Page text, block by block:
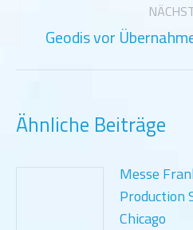
Geodis vor
Ähnliche Beiträge
Messe
Production
Chicago